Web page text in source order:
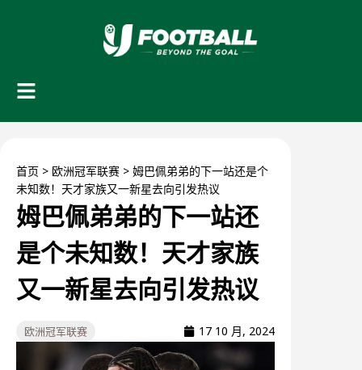
首页 > 欧洲冠军联赛 > 姆巴佩弟弟的下一站还是个
未知数！天才家族又一新星去向引发热议
姆巴佩弟弟的下一站还
是个未知数！天才家族
又一新星去向引发热议
欧洲冠军联赛 17 10 月, 2024